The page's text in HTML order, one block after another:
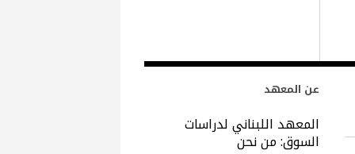
عن المعهد
المعهد اللبناني لدراسات
السوق: من نحن